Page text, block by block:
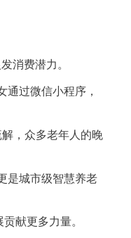
消费潜力。
过微信小程序，
，众多老年人的晚
是城市级智慧养老
献更多力量。